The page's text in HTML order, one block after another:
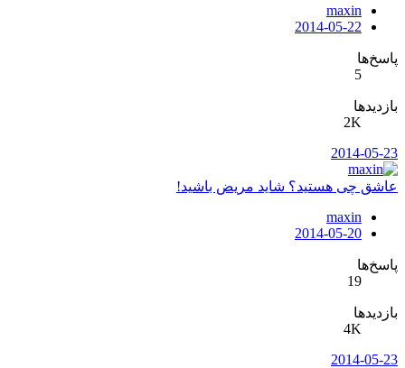
maxin
2014-05-22
پاسخ‌ها
5
بازدیدها
2K
2014-05-23
عاشق چی هستید؟ شاید مریض باشید!
maxin
2014-05-20
پاسخ‌ها
19
بازدیدها
4K
2014-05-23